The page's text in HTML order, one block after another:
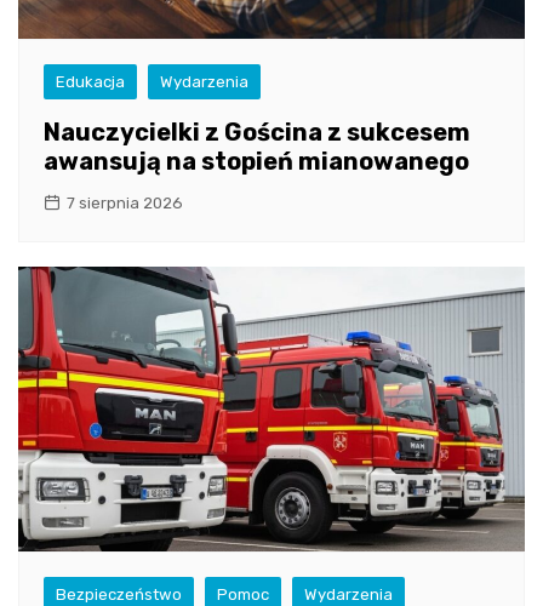
Edukacja Wydarzenia
Nauczycielki z Gościna z sukcesem
awansują na stopień mianowanego
7 sierpnia 2026
Bezpieczeństwo Pomoc Wydarzenia